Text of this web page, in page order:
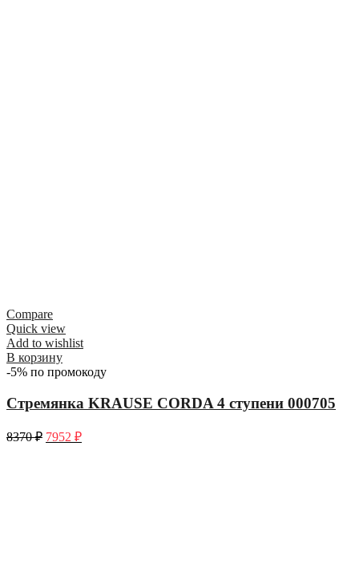
Compare
Quick view
Add to wishlist
В корзину
-5% по промокоду
Стремянка KRAUSE CORDA 4 ступени 000705
8370₽ 7952 ₽